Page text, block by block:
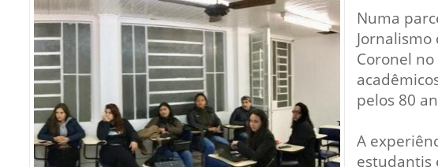
Sementes - INTEC
Laboratório de
Biotecnologia Vegetal -
Laboratório de
Microbiologia de
- INTEC
Numa
Coronel
pelos 80
A
estudantis